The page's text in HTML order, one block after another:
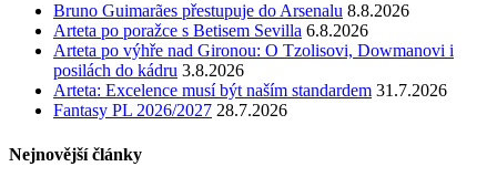
Bruno Guimarães přestupuje do Arsenalu 8.8.2026
Arteta po poražce s Betisem Sevilla 6.8.2026
Arteta po výhře nad Gironou: O Tzolisovi, Dowmanovi i
posilách do kádru 3.8.2026
Arteta: Excelence musí být naším standardem 31.7.2026
Fantasy PL 2026/2027 28.7.2026
Nejnovější články